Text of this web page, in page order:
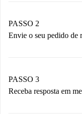
Você tem todas
antecipadamente.
PASSO 2
Envie o seu pedido de
Não cobramos
PASSO 3
Receba resposta em